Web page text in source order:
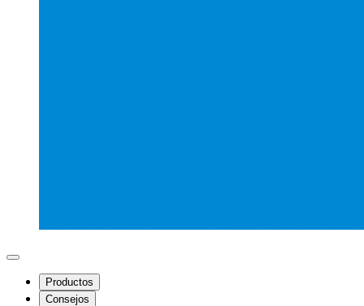
Productos
Consejos